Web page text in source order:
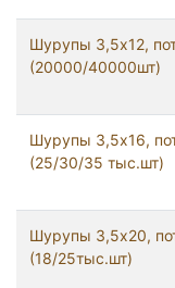
Шурупы 3,5x12,
(20000/40000шт)
Шурупы 3,5x16,
(25/30/35 тыс.шт)
Шурупы 3,5x20,
(18/25тыс.шт)